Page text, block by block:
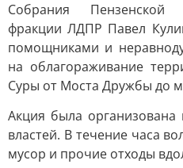
Собрания Пензенской
фракции ЛДПР Павел
помощниками и
на облагораживание
Суры от Моста Дружбы до
Акция была организована
властей. В течение часа
мусор и прочие отходы